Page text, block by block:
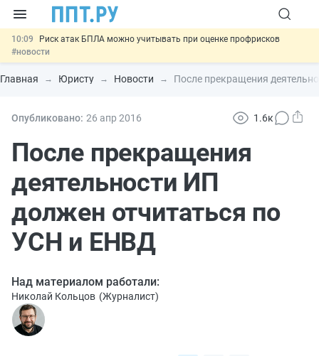
10:09
Риск атак БПЛА можно учитывать при оценке профрисков
#новости
00:01
6 августа: важные документы, вступающие в силу сегодня
#новости
05.08 Мигрантам с судимостью запретят получать ВНЖ и
05.08
#новости
Главная Юристу Новости После прекращения
Опубликовано: 26 апр 2016 1.6к
После прекращения
деятельности ИП
должен отчитаться по
УСН и ЕНВД
Над материалом работали:
Николай Кольцов (Журналист)